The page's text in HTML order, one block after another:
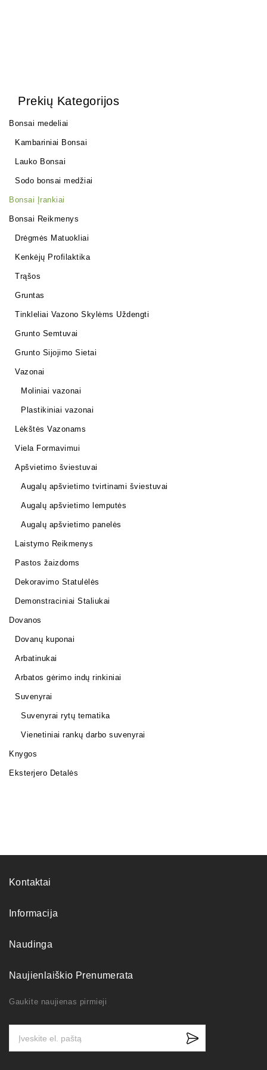
Prekių Kategorijos
Bonsai medeliai
Kambariniai Bonsai
Lauko Bonsai
Sodo bonsai medžiai
Bonsai Įrankiai
Bonsai Reikmenys
Drėgmės Matuokliai
Kenkėjų Profilaktika
Trąšos
Gruntas
Tinkleliai Vazono Skylėms Uždengti
Grunto Semtuvai
Grunto Sijojimo Sietai
Vazonai
Moliniai vazonai
Plastikiniai vazonai
Lėkštės Vazonams
Viela Formavimui
Apšvietimo šviestuvai
Augalų apšvietimo tvirtinami šviestuvai
Augalų apšvietimo lemputės
Augalų apšvietimo panelės
Laistymo Reikmenys
Pastos žaizdoms
Dekoravimo Statulėlės
Demonstraciniai Staliukai
Dovanos
Dovanų kuponai
Arbatinukai
Arbatos gėrimo indų rinkiniai
Suvenyrai
Suvenyrai rytų tematika
Vienetiniai rankų darbo suvenyrai
Knygos
Eksterjero Detalės
Kontaktai
Informacija
Naudinga
Naujienlaiškio Prenumerata
Gaukite naujienas pirmieji